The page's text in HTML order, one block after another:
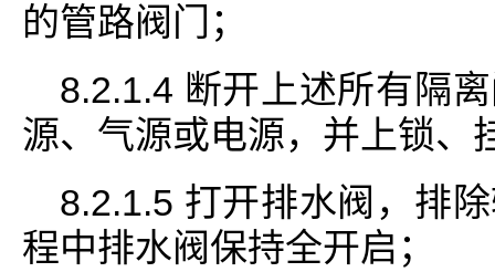
的管路阀门；
8.2.1.4 断开上述所有隔
源、气源或电源，并上锁、
8.2.1.5 打开排水阀，排
程中排水阀保持全开启；